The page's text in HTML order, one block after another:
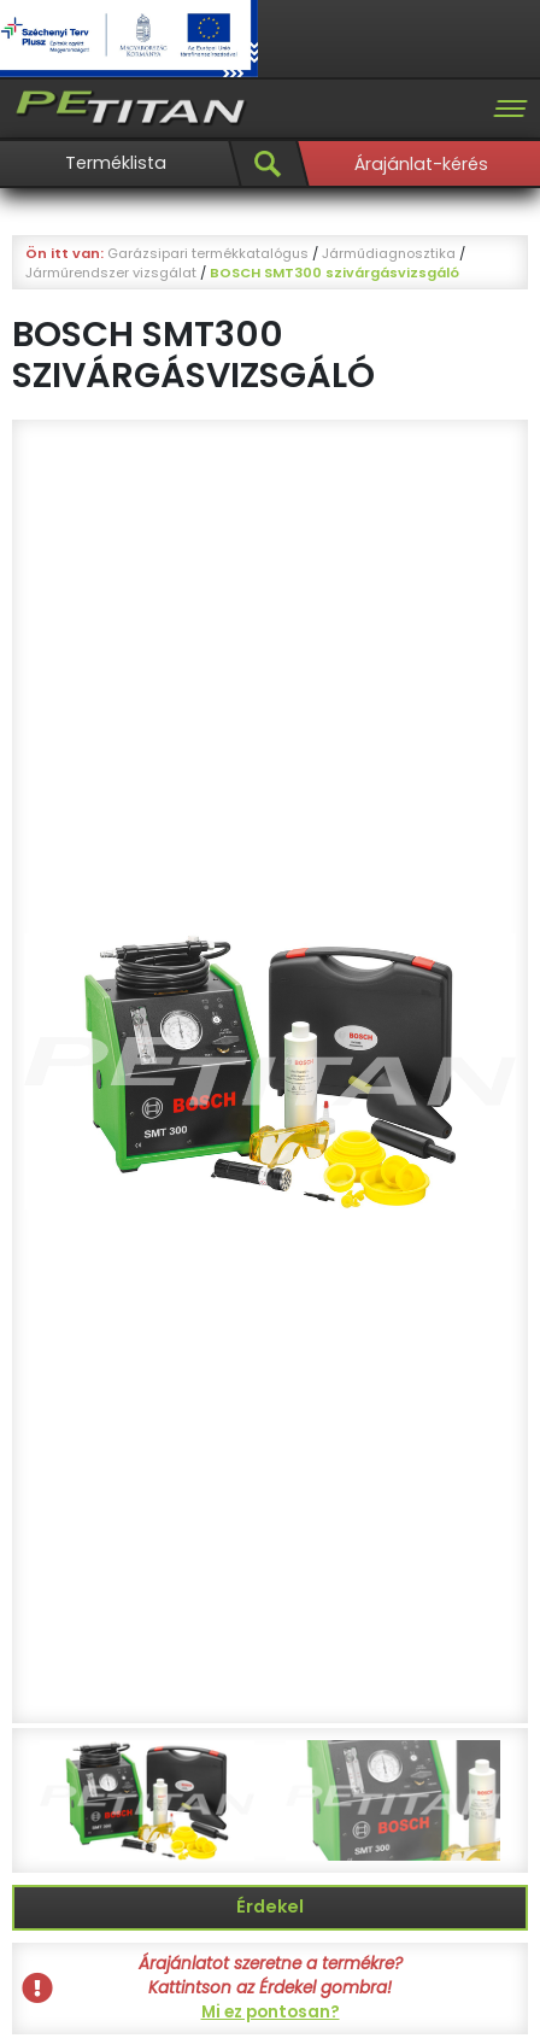
Terméklista Árajánlat-kérés
Ön itt van: Garázsipari termékkatalógus /Járműdiagnosztika /
Járműrendszer vizsgálat / BOSCH SMT300 szivárgásvizsgáló
BOSCH SMT300
SZIVÁRGÁSVIZSGÁLÓ
Érdekel
Árajánlatot szeretne a termékre?
Kattintson az Érdekel gombra!
Mi ez pontosan?